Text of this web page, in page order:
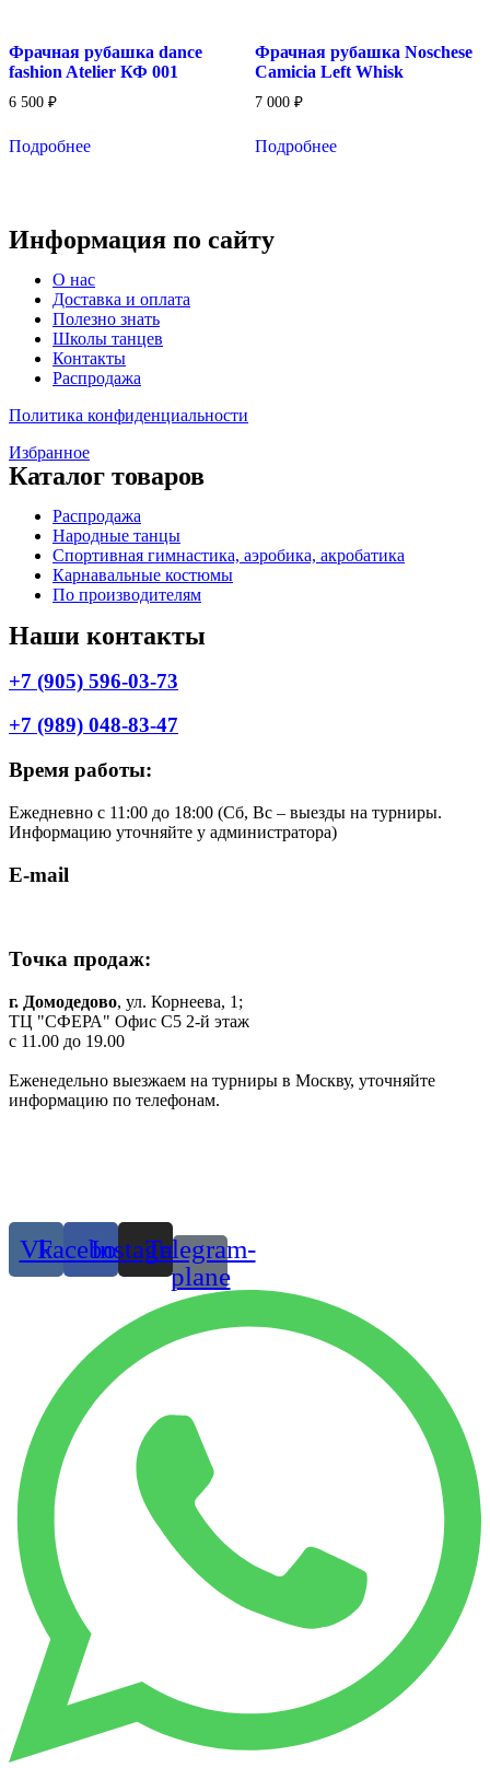
Фрачная рубашка dance
fashion Atelier КФ 001
6 500 ₽
Подробнее
Фрачная рубашка Noschese
Camicia Left Whisk
7 000 ₽
Подробнее
Информация по сайту
МенюО нас
Доставка и оплата
Полезно знать
Школы танцев
Контакты
Распродажа
Политика конфиденциальности
Избранное
Каталог товаров
МенюРаспродажа
Народные танцы
Спортивная гимнастика, аэробика, акробатика
Карнавальные костюмы
По производителям
Наши контакты
+7 (905) 596-03-73
+7 (989) 048-83-47
Время работы:
Ежедневно с 11:00 до 18:00 (Cб, Вс – выезды на турниры.
Информацию уточняйте у администратора)
E-mail
Точка продаж:
г. Домодедово, ул. Корнеева, 1;
ТЦ "СФЕРА" Офис C5 2-й этаж
c 11.00 до 19.00
Еженедельно выезжаем на турниры в Москву, уточняйте
информацию по телефонам.
VkFacebookInstagramTelegram-
plane